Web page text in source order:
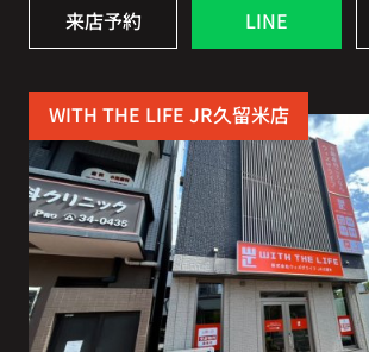
来店予約 LINE
WITH THE LIFE JR久留米店